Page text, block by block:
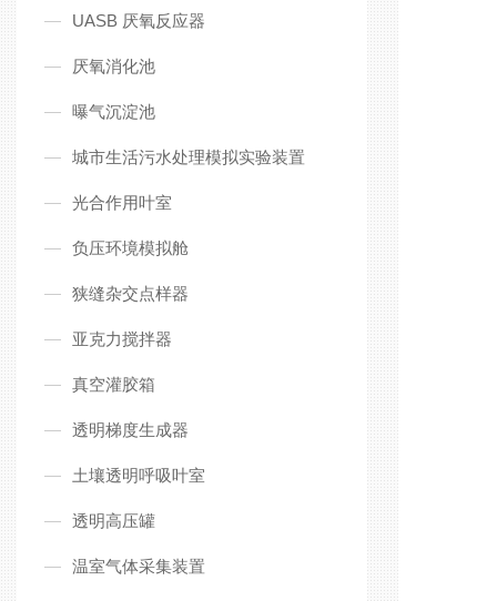
UASB 厌氧反应器
厌氧消化池
曝气沉淀池
城市生活污水处理模拟实验装置
光合作用叶室
负压环境模拟舱
狭缝杂交点样器
亚克力搅拌器
真空灌胶箱
透明梯度生成器
土壤透明呼吸叶室
透明高压罐
温室气体采集装置